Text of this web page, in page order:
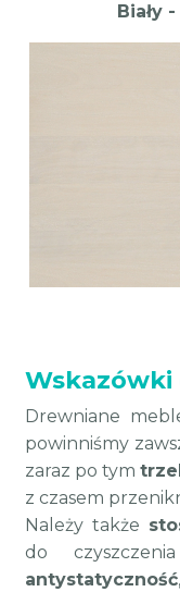
Biały
Drewniane
powinniśmy
zaraz po tym
z czasem
Należy także
do
antystatyczność